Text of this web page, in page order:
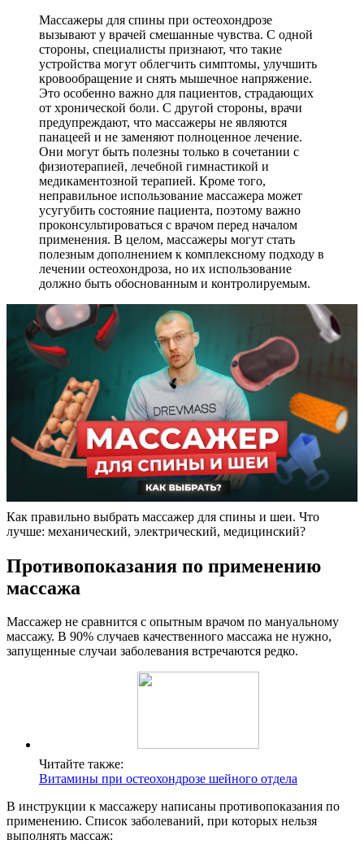
Массажеры для спины при остеохондрозе
вызывают у врачей смешанные чувства. С одной
стороны, специалисты признают, что такие
устройства могут облегчить симптомы, улучшить
кровообращение и снять мышечное напряжение.
Это особенно важно для пациентов, страдающих
от хронической боли. С другой стороны, врачи
предупреждают, что массажеры не являются
панацеей и не заменяют полноценное лечение.
Они могут быть полезны только в сочетании с
физиотерапией, лечебной гимнастикой и
медикаментозной терапией. Кроме того,
неправильное использование массажера может
усугубить состояние пациента, поэтому важно
проконсультироваться с врачом перед началом
применения. В целом, массажеры могут стать
полезным дополнением к комплексному подходу в
лечении остеохондроза, но их использование
должно быть обоснованным и контролируемым.
Как правильно выбрать массажер для спины и шеи. Что
лучше: механический, электрический, медицинский?
Противопоказания по применению
массажа
Массажер не сравнится с опытным врачом по мануальному
массажу. В 90% случаев качественного массажа не нужно,
запущенные случаи заболевания встречаются редко.
Читайте также:
Витамины при остеохондрозе шейного отдела
В инструкции к массажеру написаны противопоказания по
применению. Список заболеваний, при которых нельзя
выполнять массаж: